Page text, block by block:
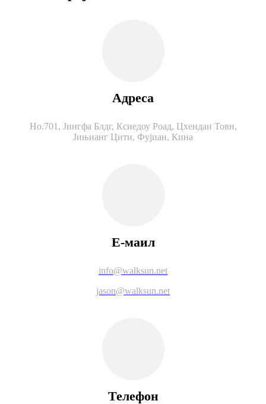
Адреса
Но.701, Јингфа Блдг, Ксиедоу Роад, Цхендаи Товн,
Јињианг Цити, Фујиан, Кина
Е-маил
info@walksun.net
jason@walksun.net
Телефон